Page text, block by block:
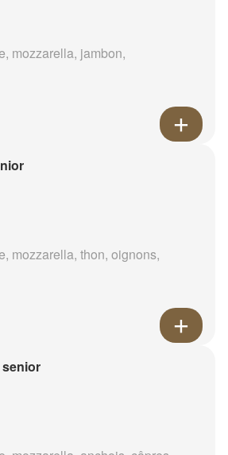
mozzarella, jambon,
mozzarella, thon, oignons,
senior